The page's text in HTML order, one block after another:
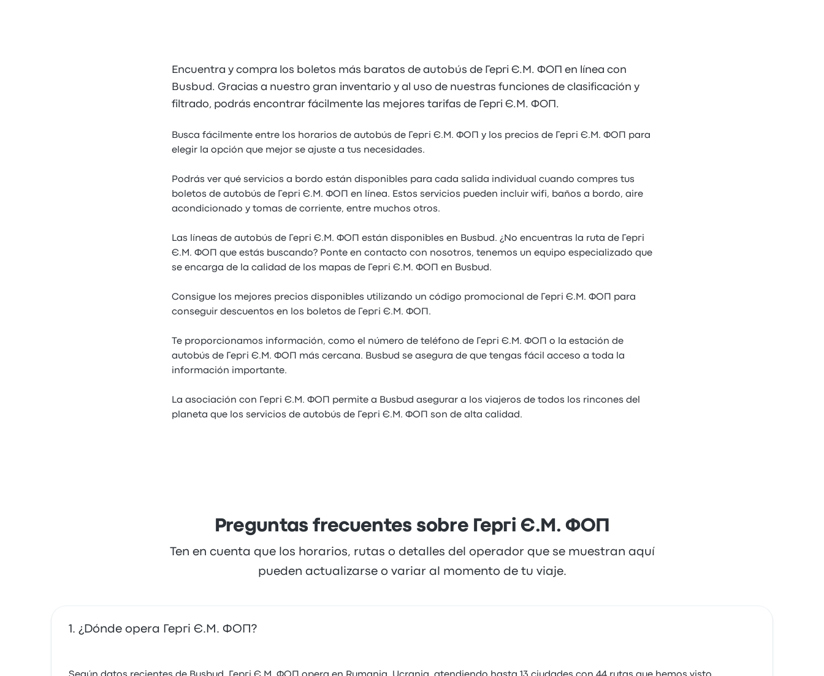
Encuentra y compra los boletos más baratos de autobús de Гергі Є.М. ФОП en línea con
Busbud. Gracias a nuestro gran inventario y al uso de nuestras funciones de clasificación y
filtrado, podrás encontrar fácilmente las mejores tarifas de Гергі Є.М. ФОП.
Busca fácilmente entre los horarios de autobús de Гергі Є.М. ФОП y los precios de Гергі Є.М. ФОП para
elegir la opción que mejor se ajuste a tus necesidades.
Podrás ver qué servicios a bordo están disponibles para cada salida individual cuando compres tus
boletos de autobús de Гергі Є.М. ФОП en línea. Estos servicios pueden incluir wifi, baños a bordo, aire
acondicionado y tomas de corriente, entre muchos otros.
Las líneas de autobús de Гергі Є.М. ФОП están disponibles en Busbud. ¿No encuentras la ruta de Гергі
Є.М. ФОП que estás buscando? Ponte en contacto con nosotros, tenemos un equipo especializado que
se encarga de la calidad de los mapas de Гергі Є.М. ФОП en Busbud.
Consigue los mejores precios disponibles utilizando un código promocional de Гергі Є.М. ФОП para
conseguir descuentos en los boletos de Гергі Є.М. ФОП.
Te proporcionamos información, como el número de teléfono de Гергі Є.М. ФОП o la estación de
autobús de Гергі Є.М. ФОП más cercana. Busbud se asegura de que tengas fácil acceso a toda la
información importante.
La asociación con Гергі Є.М. ФОП permite a Busbud asegurar a los viajeros de todos los rincones del
planeta que los servicios de autobús de Гергі Є.М. ФОП son de alta calidad.
Preguntas frecuentes sobre Гергі Є.М. ФОП
Ten en cuenta que los horarios, rutas o detalles del operador que se muestran aquí
pueden actualizarse o variar al momento de tu viaje.
¿Dónde opera Гергі Є.М. ФОП?